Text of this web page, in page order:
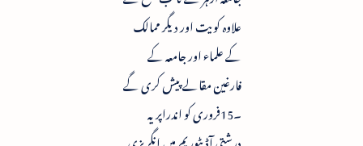
علاوہ کویت اور دیگر ممالک
کے علماء اور جامعہ کے
فارغین مقالے پیش کری گے
۔15فروری کو اندراپریہ